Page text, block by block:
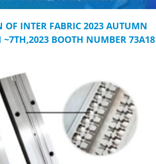
OF INTER FABRIC 2023 AUTUMN
~7TH,2023 BOOTH NUMBER 73A18